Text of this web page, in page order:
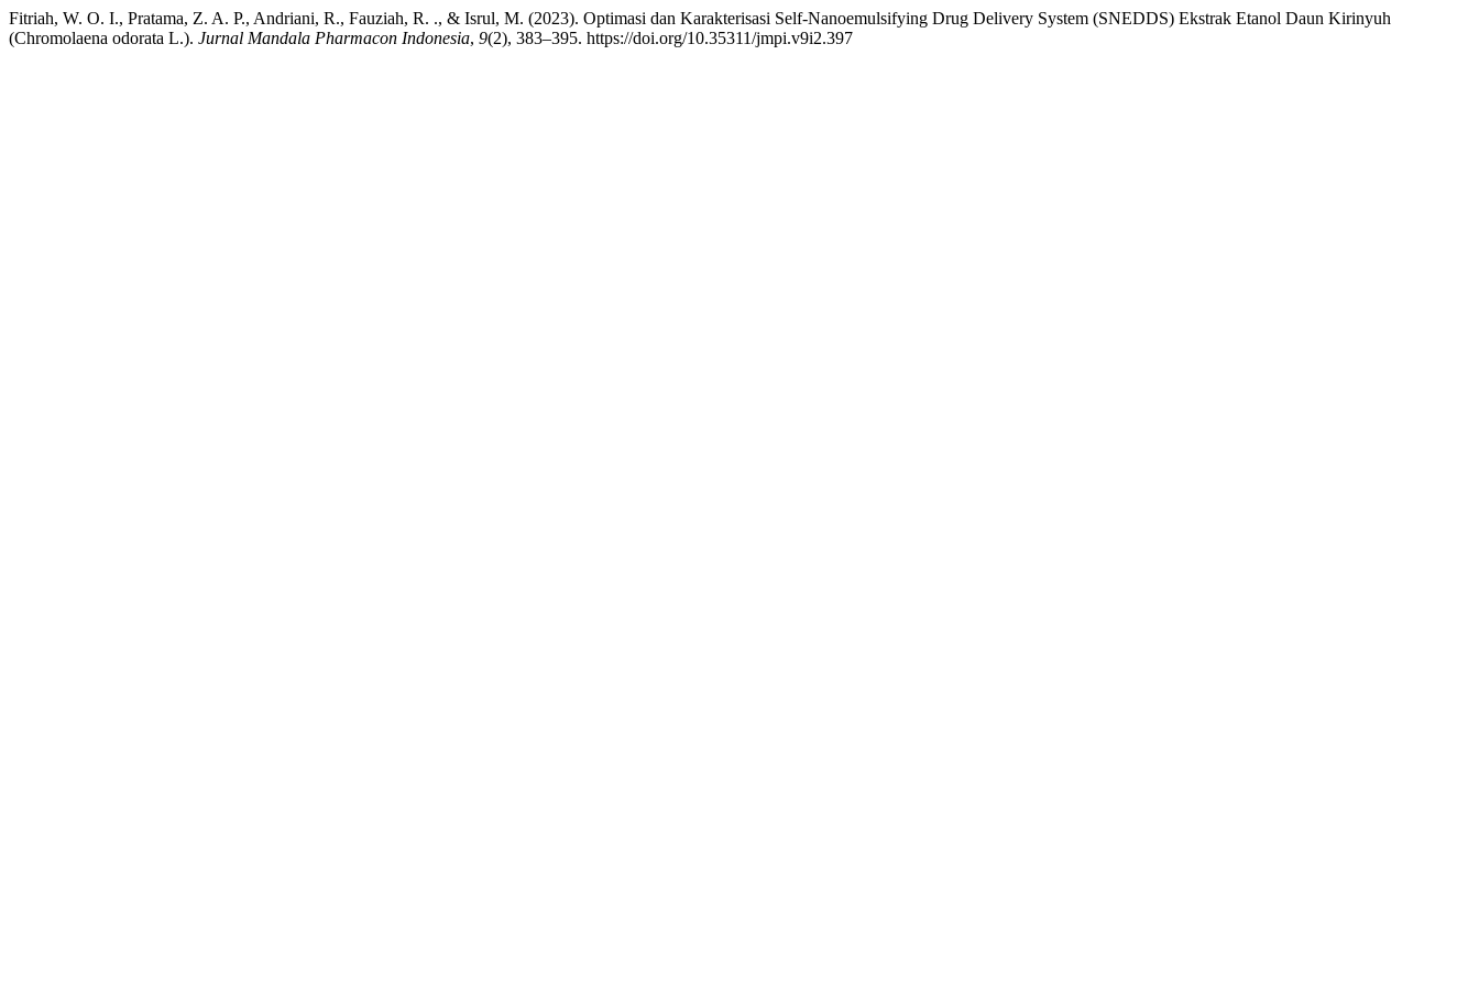
Fitriah, W. O. I., Pratama, Z. A. P., Andriani, R., Fauziah, R. ., & Isrul, M. (2023). Optimasi dan Karakterisasi Self-Nanoemulsifying Drug Delivery System (SNEDDS) Ekstrak Etanol Daun Kirinyuh
(Chromolaena odorata L.). Jurnal Mandala Pharmacon Indonesia, 9(2), 383–395. https://doi.org/10.35311/jmpi.v9i2.397